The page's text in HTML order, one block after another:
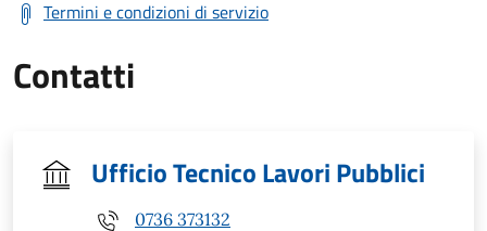
Termini e condizioni di servizio
Contatti
Ufficio Tecnico Lavori Pubblici
0736 373132